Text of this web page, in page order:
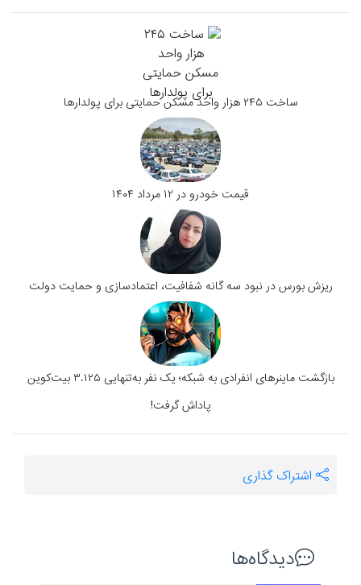
ساخت ۲۴۵ هزار واحد مسکن حمایتی برای پولدارها
قیمت خودرو در ۱۲ مرداد ۱۴۰۴
ریزش بورس در نبود سه گانه شفافیت، اعتمادسازی و حمایت دولت
بازگشت ماینرهای انفرادی به شبکه؛ یک نفر به‌تنهایی ۳.۱۲۵ بیت‌کوین
پاداش گرفت!
اشتراک گذاری
دیدگاه‌ها